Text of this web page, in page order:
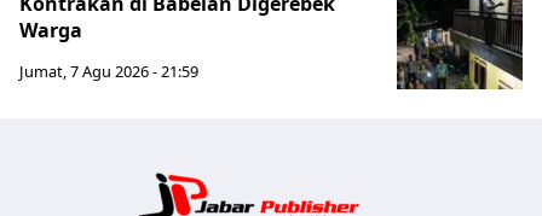
Warga
Jumat, 7 Agu 2026 - 21:59